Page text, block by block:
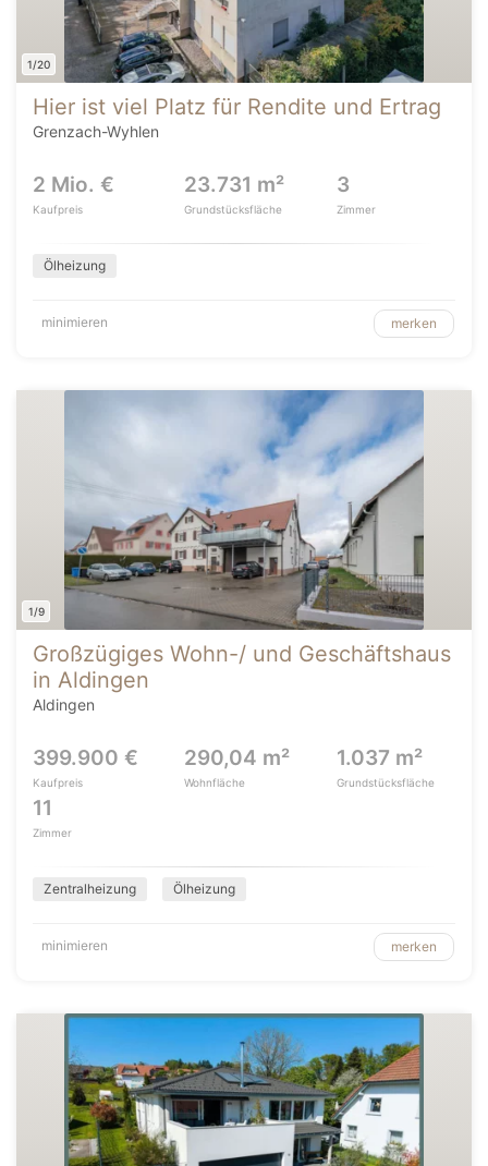
1/20
Hier ist viel Platz für Rendite und Ertrag
Grenzach-Wyhlen
2 Mio. €
Kaufpreis
23.731 m²
Grundstücksfläche
3
Zimmer
Ölheizung
minimieren merken
1/9
Großzügiges Wohn-/ und Geschäftshaus
in Aldingen
Aldingen
399.900 €
Kaufpreis
290,04 m²
Wohnfläche
1.037 m²
Grundstücksfläche
11
Zimmer
Zentralheizung Ölheizung
minimieren merken